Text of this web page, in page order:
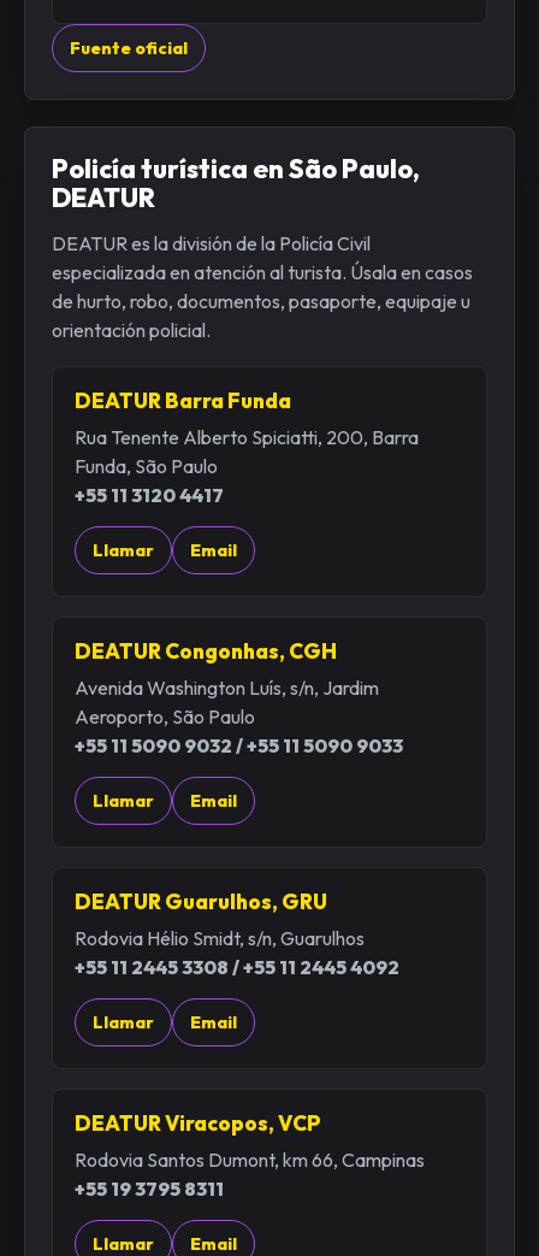
Fuente oficial
Policía turística en São Paulo,
DEATUR
DEATUR es la división de la Policía Civil
especializada en atención al turista. Úsala en casos
de hurto, robo, documentos, pasaporte, equipaje u
orientación policial.
DEATUR Barra Funda
Rua Tenente Alberto Spiciatti, 200, Barra
Funda, São Paulo
+55 11 3120 4417
Llamar Email
DEATUR Congonhas, CGH
Avenida Washington Luís, s/n, Jardim
Aeroporto, São Paulo
+55 11 5090 9032 / +55 11 5090 9033
Llamar Email
DEATUR Guarulhos, GRU
Rodovia Hélio Smidt, s/n, Guarulhos
+55 11 2445 3308 / +55 11 2445 4092
Llamar Email
DEATUR Viracopos, VCP
Rodovia Santos Dumont, km 66, Campinas
+55 19 3795 8311
Llamar Email